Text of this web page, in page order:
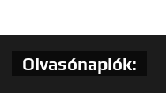
Olvasónaplók: